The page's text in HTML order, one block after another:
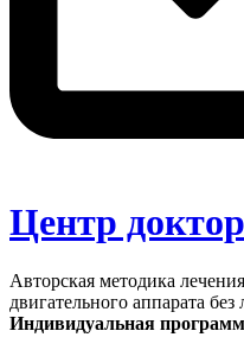
Центр
Авторская методика
двигательного аппарата
Индивидуальная